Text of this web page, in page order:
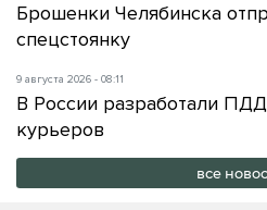
Брошенки Челябинска
спецстоянку
9 августа 2026 - 08:11
В России разработали
курьеров
все